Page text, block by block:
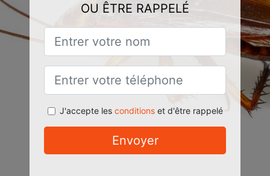
OU ÊTRE RAPPELÉ
J'accepte les conditionset d'être rappelé
Envoyer